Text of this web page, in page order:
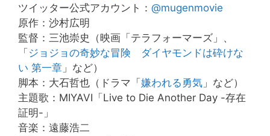
ツイッター公式アカウント： @mugenmovie
原作：沙村広明
監督：三池崇史（映画「テラフォーマーズ」、
「 ジョジョの奇妙な冒険 ダイヤモンドは砕けな
い 第一章 」など）
脚本：大石哲也（ドラマ「 嫌われる勇気 」など）
主題歌：MIYAVI「Live to Die Another Day -存在
証明-」
音楽：遠藤浩二